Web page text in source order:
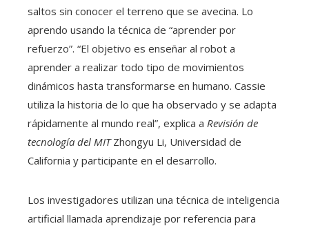
saltos sin conocer el terreno que se avecina. Lo
aprendo usando la técnica de “aprender por
refuerzo”. “El objetivo es enseñar al robot a
aprender a realizar todo tipo de movimientos
dinámicos hasta transformarse en humano. Cassie
utiliza la historia de lo que ha observado y se adapta
rápidamente al mundo real”, explica a Revisión de
tecnología del MIT Zhongyu Li, Universidad de
California y participante en el desarrollo.
Los investigadores utilizan una técnica de inteligencia
artificial llamada aprendizaje por referencia para